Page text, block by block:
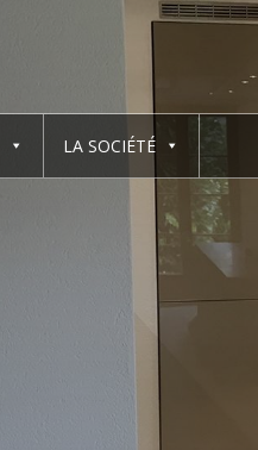
LA SOCIÉTÉ